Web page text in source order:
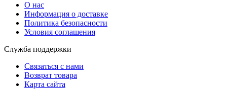
О нас
Информация о доставке
Политика безопасности
Условия соглашения
Служба поддержки
Связаться с нами
Возврат товара
Карта сайта